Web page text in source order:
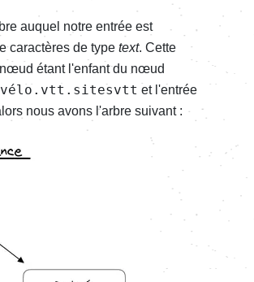
auquel notre entrée est
caractères de type text. Cette
étant l'enfant du nœud
vélo.vtt.sitesvtt et l'entrée
nous avons l'arbre suivant :